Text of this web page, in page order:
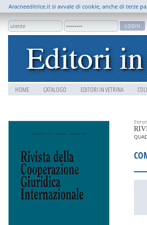
HOME CATALOGO EDITORI IN VETRINA
Aracneeditrice.it si avvale di cookie, anche di terze